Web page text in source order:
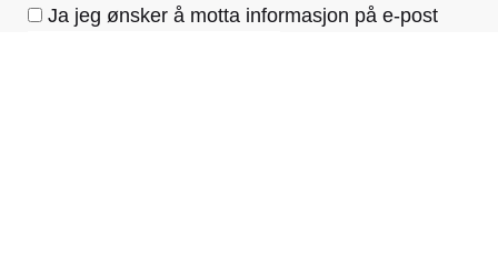
Ja jeg ønsker å motta informasjon på e-post